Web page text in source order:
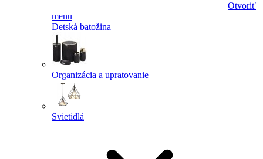
Otvoriť
menu
Detská batožina
Organizácia a upratovanie
Svietidlá